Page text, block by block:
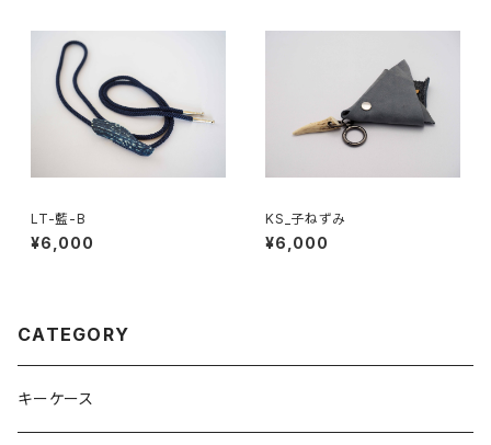
LT-藍-B
¥6,000
KS_子ねずみ
¥6,000
CATEGORY
キーケース